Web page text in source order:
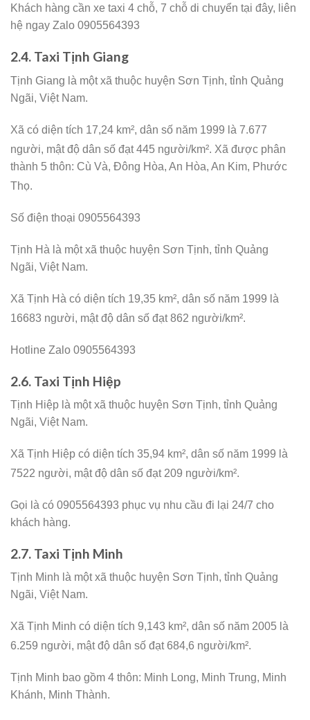
Khách hàng cần xe taxi 4 chỗ, 7 chỗ di chuyển tại đây, liên
hệ ngay Zalo 0905564393
2.4. Taxi Tịnh Giang
Tịnh Giang là một xã thuộc huyện Sơn Tịnh, tỉnh Quảng
Ngãi, Việt Nam.
Xã có diện tích 17,24 km², dân số năm 1999 là 7.677
người, mật độ dân số đạt 445 người/km². Xã được phân
thành 5 thôn: Cù Và, Đông Hòa, An Hòa, An Kim, Phước
Thọ.
Số điện thoại 0905564393
Tịnh Hà là một xã thuộc huyện Sơn Tịnh, tỉnh Quảng
Ngãi, Việt Nam.
Xã Tịnh Hà có diện tích 19,35 km², dân số năm 1999 là
16683 người, mật độ dân số đạt 862 người/km².
Hotline Zalo 0905564393
2.6. Taxi Tịnh Hiệp
Tịnh Hiệp là một xã thuộc huyện Sơn Tịnh, tỉnh Quảng
Ngãi, Việt Nam.
Xã Tịnh Hiệp có diện tích 35,94 km², dân số năm 1999 là
7522 người, mật độ dân số đạt 209 người/km².
Gọi là có 0905564393 phục vụ nhu cầu đi lại 24/7 cho
khách hàng.
2.7. Taxi Tịnh Minh
Tịnh Minh là một xã thuộc huyện Sơn Tịnh, tỉnh Quảng
Ngãi, Việt Nam.
Xã Tịnh Minh có diện tích 9,143 km², dân số năm 2005 là
6.259 người, mật độ dân số đạt 684,6 người/km².
Tịnh Minh bao gồm 4 thôn: Minh Long, Minh Trung, Minh
Khánh, Minh Thành.